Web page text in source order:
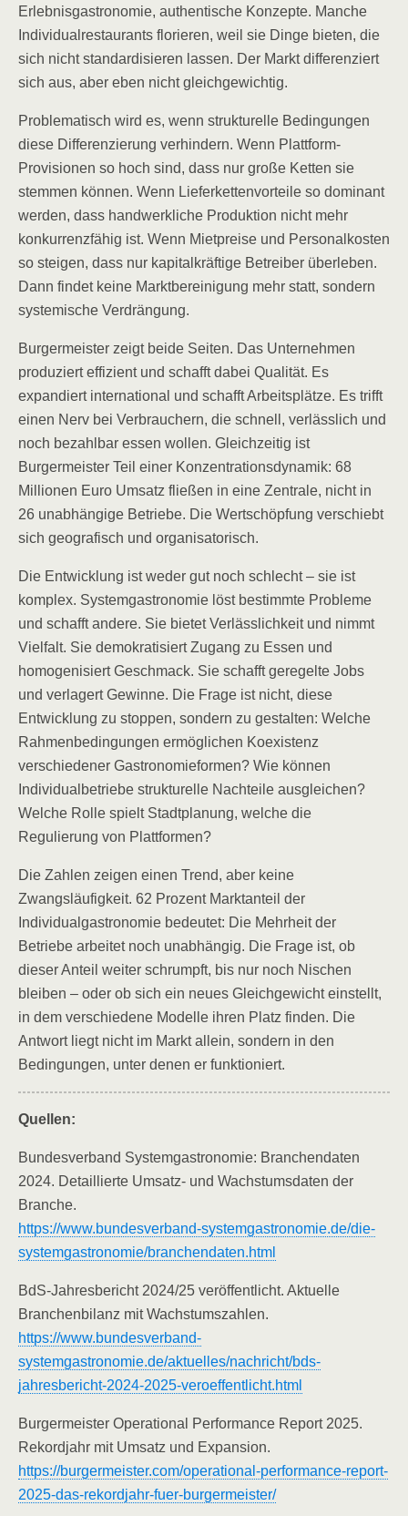
Erlebnisgastronomie, authentische Konzepte. Manche
Individualrestaurants florieren, weil sie Dinge bieten, die
sich nicht standardisieren lassen. Der Markt differenziert
sich aus, aber eben nicht gleichgewichtig.
Problematisch wird es, wenn strukturelle Bedingungen
diese Differenzierung verhindern. Wenn Plattform-
Provisionen so hoch sind, dass nur große Ketten sie
stemmen können. Wenn Lieferkettenvorteile so dominant
werden, dass handwerkliche Produktion nicht mehr
konkurrenzfähig ist. Wenn Mietpreise und Personalkosten
so steigen, dass nur kapitalkräftige Betreiber überleben.
Dann findet keine Marktbereinigung mehr statt, sondern
systemische Verdrängung.
Burgermeister zeigt beide Seiten. Das Unternehmen
produziert effizient und schafft dabei Qualität. Es
expandiert international und schafft Arbeitsplätze. Es trifft
einen Nerv bei Verbrauchern, die schnell, verlässlich und
noch bezahlbar essen wollen. Gleichzeitig ist
Burgermeister Teil einer Konzentrationsdynamik: 68
Millionen Euro Umsatz fließen in eine Zentrale, nicht in
26 unabhängige Betriebe. Die Wertschöpfung verschiebt
sich geografisch und organisatorisch.
Die Entwicklung ist weder gut noch schlecht – sie ist
komplex. Systemgastronomie löst bestimmte Probleme
und schafft andere. Sie bietet Verlässlichkeit und nimmt
Vielfalt. Sie demokratisiert Zugang zu Essen und
homogenisiert Geschmack. Sie schafft geregelte Jobs
und verlagert Gewinne. Die Frage ist nicht, diese
Entwicklung zu stoppen, sondern zu gestalten: Welche
Rahmenbedingungen ermöglichen Koexistenz
verschiedener Gastronomieformen? Wie können
Individualbetriebe strukturelle Nachteile ausgleichen?
Welche Rolle spielt Stadtplanung, welche die
Regulierung von Plattformen?
Die Zahlen zeigen einen Trend, aber keine
Zwangsläufigkeit. 62 Prozent Marktanteil der
Individualgastronomie bedeutet: Die Mehrheit der
Betriebe arbeitet noch unabhängig. Die Frage ist, ob
dieser Anteil weiter schrumpft, bis nur noch Nischen
bleiben – oder ob sich ein neues Gleichgewicht einstellt,
in dem verschiedene Modelle ihren Platz finden. Die
Antwort liegt nicht im Markt allein, sondern in den
Bedingungen, unter denen er funktioniert.
Quellen:
Bundesverband Systemgastronomie: Branchendaten
2024. Detaillierte Umsatz- und Wachstumsdaten der
Branche.
https://www.bundesverband-systemgastronomie.de/die-
systemgastronomie/branchendaten.html
BdS-Jahresbericht 2024/25 veröffentlicht. Aktuelle
Branchenbilanz mit Wachstumszahlen.
https://www.bundesverband-
systemgastronomie.de/aktuelles/nachricht/bds-
jahresbericht-2024-2025-veroeffentlicht.html
Burgermeister Operational Performance Report 2025.
Rekordjahr mit Umsatz und Expansion.
https://burgermeister.com/operational-performance-report-
2025-das-rekordjahr-fuer-burgermeister/​